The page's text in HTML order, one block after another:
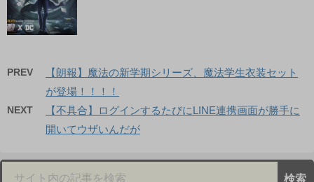
PREV
【朗報】魔法の新学期シリーズ、魔法学生衣装セット
が登場！！！！
NEXT
【不具合】ログインするたびにLINE連携画面が勝手に
開いてウザいんだが